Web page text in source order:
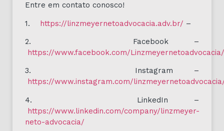
Entre em contato conosco!
1. https://linzmeyernetoadvocacia.adv.br/ –
2. Facebook –
https://www.facebook.com/Linzmeyernetoadvocacia/
3. Instagram –
https://www.instagram.com/
4. LinkedIn –
https://www.linkedin.com/company/linzmeyer-
neto-advocacia/